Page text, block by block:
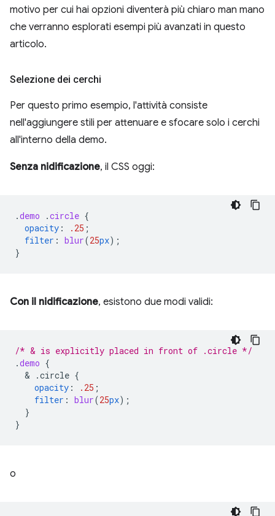
motivo per cui hai opzioni diventerà più chiaro man mano
che verranno esplorati esempi più avanzati in questo
articolo.
Selezione dei cerchi
Per questo primo esempio, l'attività consiste
nell'aggiungere stili per attenuare e sfocare solo i cerchi
all'interno della demo.
Senza nidificazione, il CSS oggi:
.demo .circle {
opacity : .25 ;
filter : blur(25px);
}
Con il nidificazione, esistono due modi validi:
/* & is explicitly placed in front of .circle */
.demo {
  &
.circle {
opacity : .25 ;
filter : blur(25px);
}
}
o